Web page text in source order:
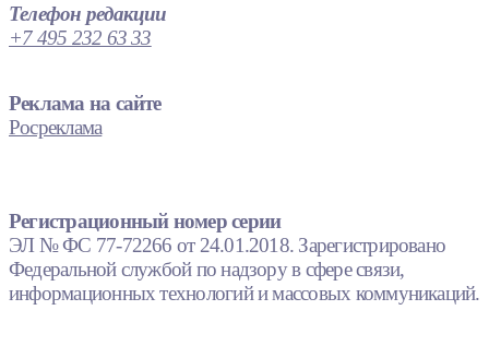
Телефон редакции
+7 495 232 63 33
Реклама на сайте
Росреклама
Регистрационный номер серии
ЭЛ № ФС 77-72266 от 24.01.2018. Зарегистрировано
Федеральной службой по надзору в сфере связи,
информационных технологий и массовых коммуникаций.